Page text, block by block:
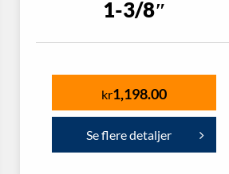
1-3/8″
kr1,198.00
Se flere detaljer